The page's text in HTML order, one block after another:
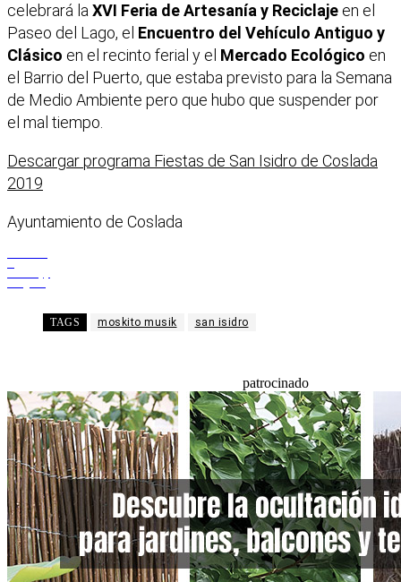
celebrará laXVI Feria de Artesanía y Reciclaje en el
Paseo del Lago, el Encuentro del Vehículo Antiguo y
Clásico en el recinto ferial y el Mercado Ecológico en
el Barrio del Puerto, que estaba previsto para la Semana
de Medio Ambiente pero que hubo que suspender por
el mal tiempo.
Descargar programa Fiestas de San Isidro de Coslada
2019
Ayuntamiento de Coslada
TAGS moskito musik san isidro
patrocinado